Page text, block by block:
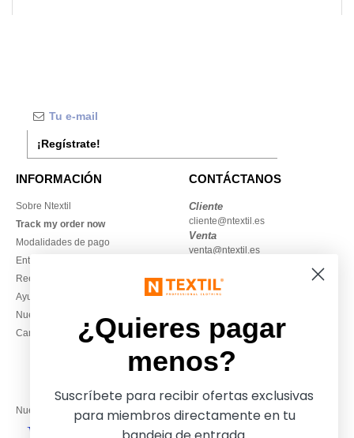
¡Regístrate!
INFORMACIÓN
Sobre Ntextil
Track my order now
Modalidades de pago
Entrega
Reembolsos / devoluciones
Ayuda & FAQs
Nuestros compromisos
Camisetas locales al por mayor
CONTÁCTANOS
Cliente
cliente@ntextil.es
Venta
venta@ntextil.es
930 410 200
Viernes: 10:00–14:00
Nuestros socios financieros
¿Quieres pagar
menos?
Suscríbete para recibir ofertas exclusivas
para miembros directamente en tu